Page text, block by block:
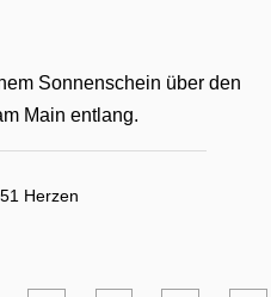
Sonnenschein über den
Main entlang.
51 Herzen